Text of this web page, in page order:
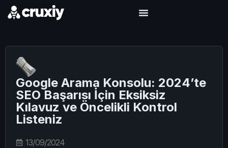
Google Arama Konsolu: 2024’te
SEO Başarısı İçin Eksiksiz
Kılavuz ve Öncelikli Kontrol
Listeniz
13/09/2024